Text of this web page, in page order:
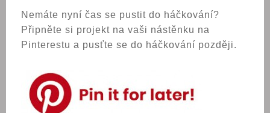
Nemáte nyní čas se pustit do háčkování?
Připněte si projekt na vaši nástěnku na
Pinterestu a pusťte se do háčkování později.